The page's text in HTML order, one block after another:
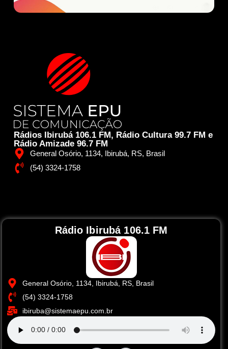
Rádios Ibirubá 106.1 FM, Rádio Cultura 99.7 FM e
Rádio Amizade 96.7 FM
General Osório, 1134, Ibirubá, RS, Brasil
(54) 3324-1758
Rádio Ibirubá 106.1 FM
General Osório, 1134, Ibirubá, RS, Brasil
(54) 3324-1758
ibiruba@sistemaepu.com.br